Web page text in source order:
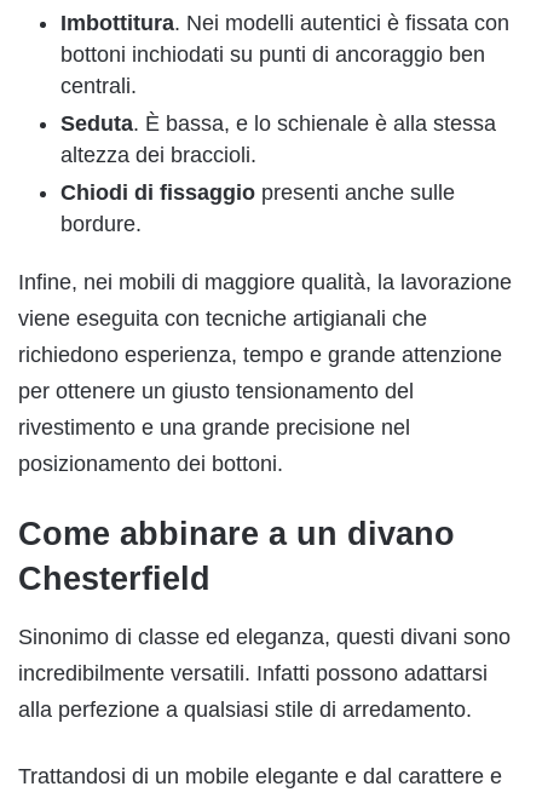
Imbottitura. Nei modelli autentici è fissata con
bottoni inchiodati su punti di ancoraggio ben
centrali.
Seduta. È bassa, e lo schienale è alla stessa
altezza dei braccioli.
Chiodi di fissaggio presenti anche sulle
bordure.
Infine, nei mobili di maggiore qualità, la lavorazione
viene eseguita con tecniche artigianali che
richiedono esperienza, tempo e grande attenzione
per ottenere un giusto tensionamento del
rivestimento e una grande precisione nel
posizionamento dei bottoni.
Come abbinare a un divano
Chesterfield
Sinonimo di classe ed eleganza, questi divani sono
incredibilmente versatili. Infatti possono adattarsi
alla perfezione a qualsiasi stile di arredamento.
Trattandosi di un mobile elegante e dal carattere e